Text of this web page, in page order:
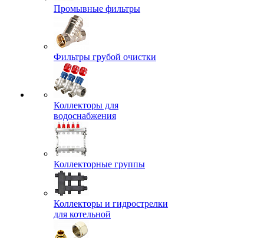
Промывные фильтры
Фильтры грубой очистки
Коллекторы для
водоснабжения
Коллекторные группы
Коллекторы и гидрострелки
для котельной